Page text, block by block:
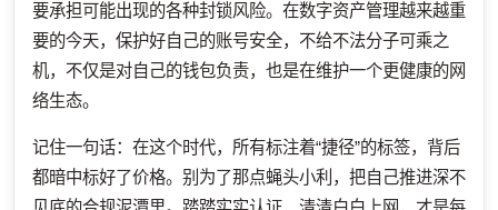
要承担可能出现的各种封锁风险。在数字资产管理越来越重
要的今天，保护好自己的账号安全，不给不法分子可乘之
机，不仅是对自己的钱包负责，也是在维护一个更健康的网
络生态。
记住一句话：在这个时代，所有标注着“捷径”的标签，背后
都暗中标好了价格。别为了那点蝇头小利，把自己推进深不